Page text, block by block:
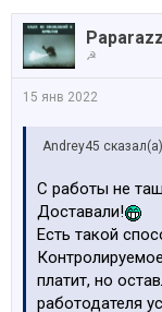
☭
15 янв 2022
Andrey45
С работы не
Доставали!
Есть такой
платит, но
работодателя